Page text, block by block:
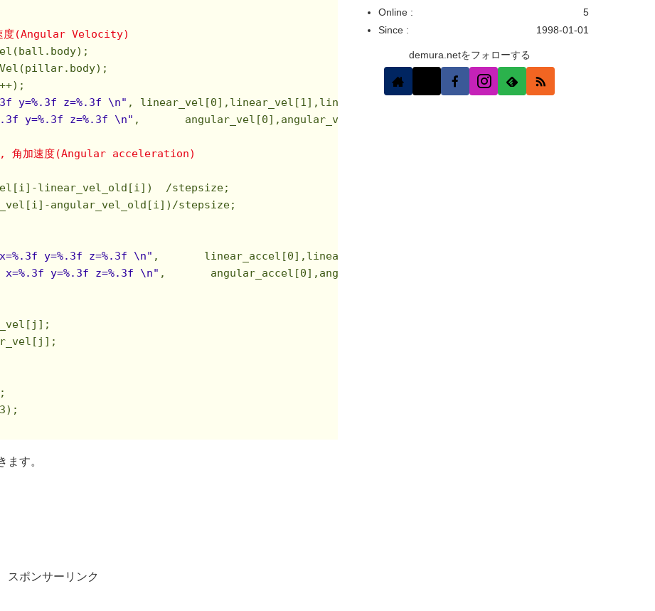
(Angular Velocity)
y=%.3f z=%.3f \n" , linear_vel[0],linear_vel[1 ],linear_vel[
y=%.3f z=%.3f \n" ,       angular_vel[0],angular_vel[
加速度(Angular acceleration)
linear_vel_old[i])  /stepsize;
angular_vel_old[i])/stepsize;
y=%.3f z=%.3f \n" ,       linear_accel[0],linear_accel[
y=%.3f z=%.3f \n" ,       angular_accel[0],angular_accel[
);
ます。
スポンサーリンク
5
Online :
1998-01-01
Since :
demura.netをフォローする